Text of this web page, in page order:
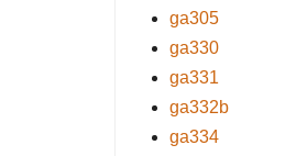
ga305
ga330
ga331
ga332b
ga334